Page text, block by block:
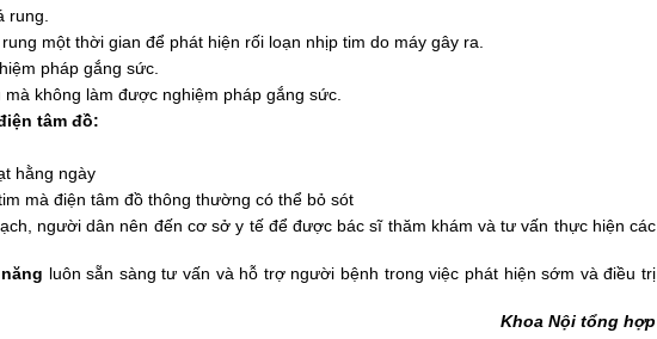
rung.
một thời gian để phát hiện rối loạn nhịp tim do máy gây ra.
pháp gắng sức.
không làm được nghiệm pháp gắng sức.
tâm đồ:
hằng ngày
mà điện tâm đồ thông thường có thể bỏ sót
người dân nên đến cơ sở y tế để được bác sĩ thăm khám và tư vấn thực hiện các
luôn sẵn sàng tư vấn và hỗ trợ người bệnh trong việc phát hiện sớm và điều trị
Khoa Nội tổng hợp